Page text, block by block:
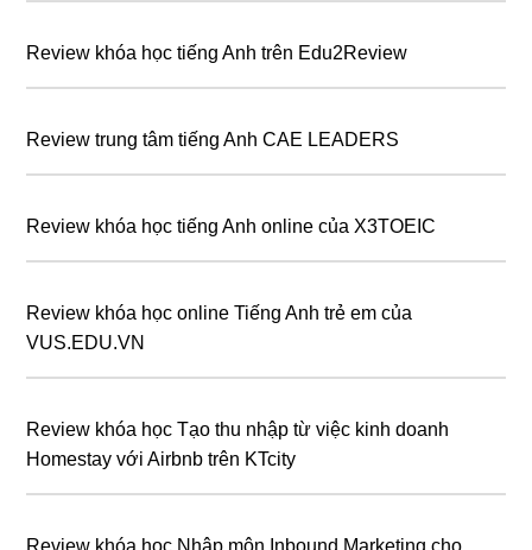
Review khóa học tiếng Anh trên Edu2Review
Review trung tâm tiếng Anh CAE LEADERS
Review khóa học tiếng Anh online của X3TOEIC
Review khóa học online Tiếng Anh trẻ em của
VUS.EDU.VN
Review khóa học Tạo thu nhập từ việc kinh doanh
Homestay với Airbnb trên KTcity
Review khóa học Nhập môn Inbound Marketing cho